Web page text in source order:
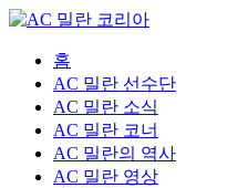
홈
AC 밀란 선수단
AC 밀란 소식
AC 밀란 코너
AC 밀란의 역사
AC 밀란 영상